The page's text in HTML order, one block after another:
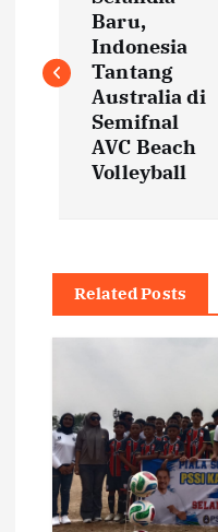
s
v
a
t
Baru,
Indonesia
Tantang
Australia di
Semifnal
AVC Beach
Volleyball
Related Posts